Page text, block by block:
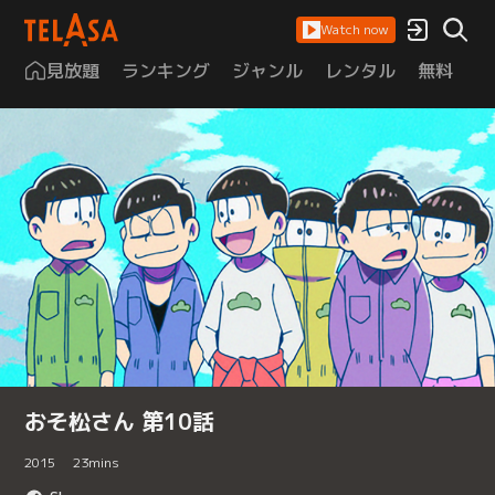
Watch now
見放題 ランキング ジャンル レンタル 無料
おそ松さん 第10話
2015 23mins